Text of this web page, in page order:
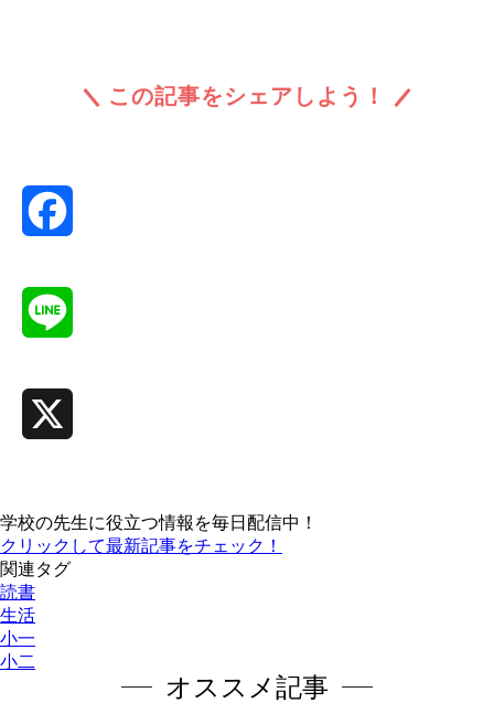
この記事をシェアしよう！
学校の先生に役立つ情報を毎日配信中！
クリックして最新記事をチェック！
関連タグ
読書
生活
小一
小二
オススメ記事